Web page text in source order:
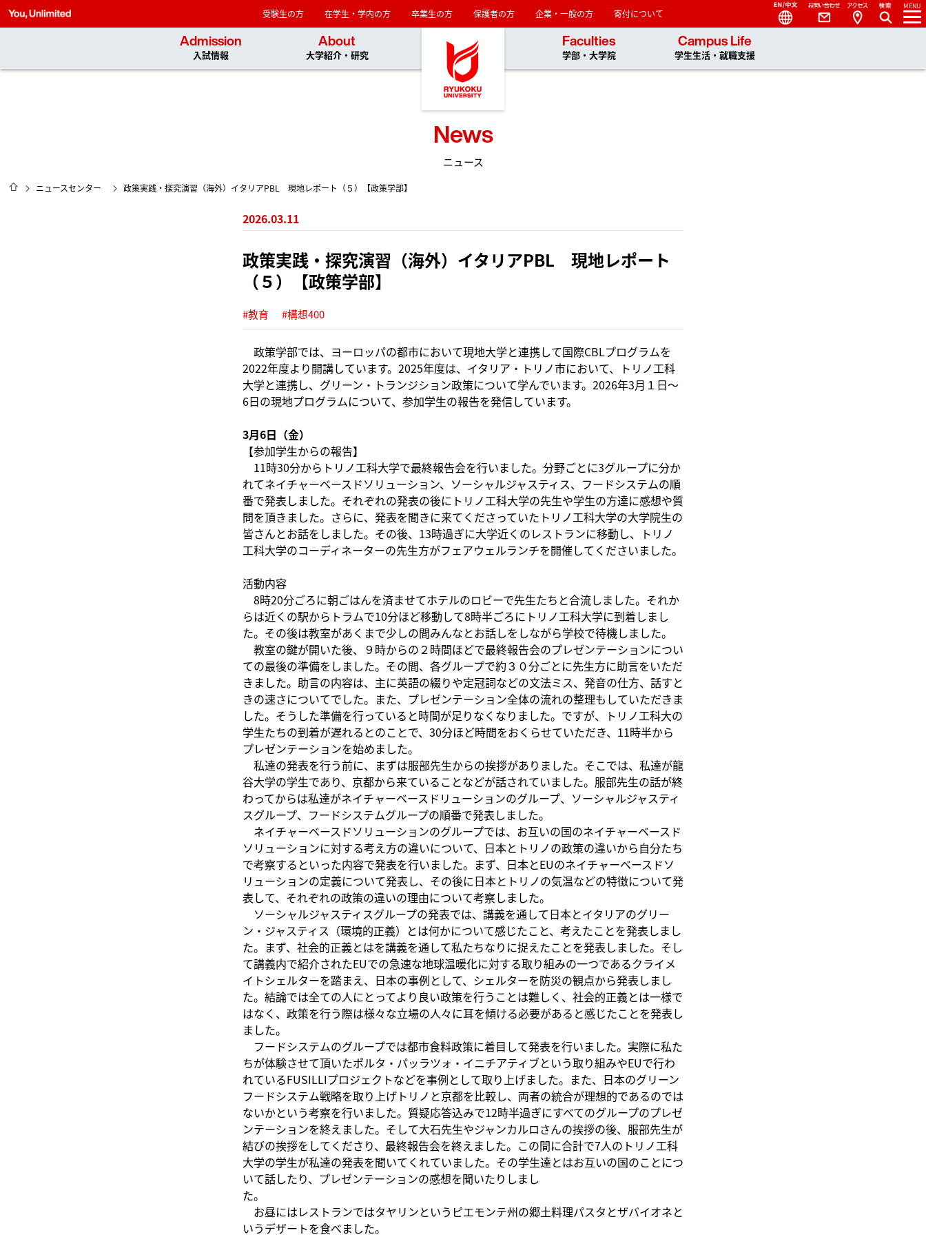
龍谷大学 You, Unlimited
受験生の方 在学生・学内の方 卒業生の方 保護者の方 企業・一般の方 寄付について
Admission
入試情報
About
大学紹介・研究
Faculties
学部・大学院
Campus Life
学生生活・就職支援
MENU
Access
Contact
Language
News
ニュース
HOME
ニュースセンター 政策実践・探究演習（海外）イタリアPBL 現地レポート（５）【政策学部】
2026.03.11
政策実践・探究演習（海外）イタリアPBL 現地レポート
（５）【政策学部】
#教育 #構想400
政策学部では、ヨーロッパの都市において現地大学と連携して国際CBLプログラムを
2022年度より開講しています。2025年度は、イタリア・トリノ市において、トリノ工科
大学と連携し、グリーン・トランジション政策について学んでいます。2026年3月１日～
6日の現地プログラムについて、参加学生の報告を発信しています。
3月6日（金）
【参加学生からの報告】
11時30分からトリノ工科大学で最終報告会を行いました。分野ごとに3グループに分か
れてネイチャーベースドソリューション、ソーシャルジャスティス、フードシステムの順
番で発表しました。それぞれの発表の後にトリノ工科大学の先生や学生の方達に感想や質
問を頂きました。さらに、発表を聞きに来てくださっていたトリノ工科大学の大学院生の
皆さんとお話をしました。その後、13時過ぎに大学近くのレストランに移動し、トリノ
工科大学のコーディネーターの先生方がフェアウェルランチを開催してくださいました。
活動内容
8時20分ごろに朝ごはんを済ませてホテルのロビーで先生たちと合流しました。それか
らは近くの駅からトラムで10分ほど移動して8時半ごろにトリノ工科大学に到着しまし
た。その後は教室があくまで少しの間みんなとお話しをしながら学校で待機しました。
教室の鍵が開いた後、９時からの２時間ほどで最終報告会のプレゼンテーションについ
ての最後の準備をしました。その間、各グループで約３０分ごとに先生方に助言をいただ
きました。助言の内容は、主に英語の綴りや定冠詞などの文法ミス、発音の仕方、話すと
きの速さについてでした。また、プレゼンテーション全体の流れの整理もしていただきま
した。そうした準備を行っていると時間が足りなくなりました。ですが、トリノ工科大の
学生たちの到着が遅れるとのことで、30分ほど時間をおくらせていただき、11時半から
プレゼンテーションを始めました。
私達の発表を行う前に、まずは服部先生からの挨拶がありました。そこでは、私達が龍
谷大学の学生であり、京都から来ていることなどが話されていました。服部先生の話が終
わってからは私達がネイチャーベースドリューションのグループ、ソーシャルジャスティ
スグループ、フードシステムグループの順番で発表しました。
ネイチャーベースドソリューションのグループでは、お互いの国のネイチャーベースド
ソリューションに対する考え方の違いについて、日本とトリノの政策の違いから自分たち
で考察するといった内容で発表を行いました。まず、日本とEUのネイチャーベースドソ
リューションの定義について発表し、その後に日本とトリノの気温などの特徴について発
表して、それぞれの政策の違いの理由について考察しました。
ソーシャルジャスティスグループの発表では、講義を通して日本とイタリアのグリー
ン・ジャスティス（環境的正義）とは何かについて感じたこと、考えたことを発表しまし
た。まず、社会的正義とはを講義を通して私たちなりに捉えたことを発表しました。そし
て講義内で紹介されたEUでの急速な地球温暖化に対する取り組みの一つであるクライメ
イトシェルターを踏まえ、日本の事例として、シェルターを防災の観点から発表しまし
た。結論では全ての人にとってより良い政策を行うことは難しく、社会的正義とは一様で
はなく、政策を行う際は様々な立場の人々に耳を傾ける必要があると感じたことを発表し
ました。
フードシステムのグループでは都市食料政策に着目して発表を行いました。実際に私た
ちが体験させて頂いたポルタ・パッラツォ・イニチアティブという取り組みやEUで行わ
れているFUSILLIプロジェクトなどを事例として取り上げました。また、日本のグリーン
フードシステム戦略を取り上げトリノと京都を比較し、両者の統合が理想的であるのでは
ないかという考察を行いました。質疑応答込みで12時半過ぎにすべてのグループのプレゼ
ンテーションを終えました。そして大石先生やジャンカルロさんの挨拶の後、服部先生が
結びの挨拶をしてくださり、最終報告会を終えました。この間に合計で7人のトリノ工科
大学の学生が私達の発表を聞いてくれていました。その学生達とはお互いの国のことにつ
いて話したり、プレゼンテーションの感想を聞いたりしまし
た。
お昼にはレストランではタヤリンというピエモンテ州の郷土料理パスタとザバイオネと
いうデザートを食べました。